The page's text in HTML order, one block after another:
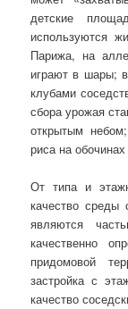
детские
используются
Парижа, на
играют в шары;
клубами
сбора урожая
открытым
риса на
От типа и
качество среды
являются
качественно
придомовой
застройка с
качество